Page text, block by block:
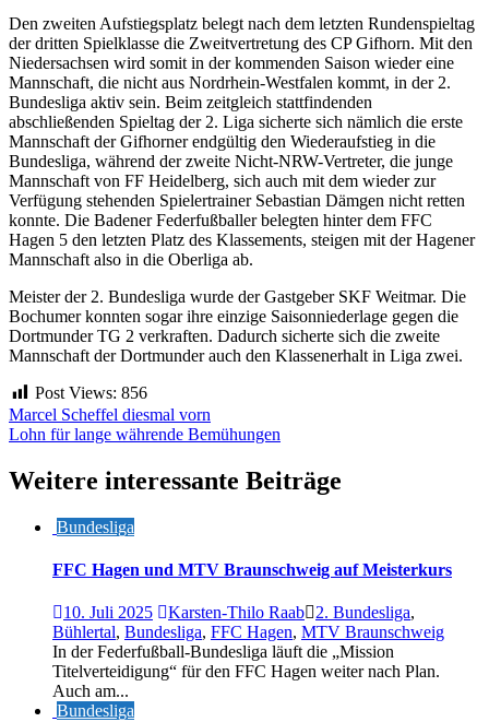
Den zweiten Aufstiegsplatz belegt nach dem letzten Rundenspieltag
der dritten Spielklasse die Zweitvertretung des CP Gifhorn. Mit den
Niedersachsen wird somit in der kommenden Saison wieder eine
Mannschaft, die nicht aus Nordrhein-Westfalen kommt, in der 2.
Bundesliga aktiv sein. Beim zeitgleich stattfindenden
abschließenden Spieltag der 2. Liga sicherte sich nämlich die erste
Mannschaft der Gifhorner endgültig den Wiederaufstieg in die
Bundesliga, während der zweite Nicht-NRW-Vertreter, die junge
Mannschaft von FF Heidelberg, sich auch mit dem wieder zur
Verfügung stehenden Spielertrainer Sebastian Dämgen nicht retten
konnte. Die Badener Federfußballer belegten hinter dem FFC
Hagen 5 den letzten Platz des Klassements, steigen mit der Hagener
Mannschaft also in die Oberliga ab.
Meister der 2. Bundesliga wurde der Gastgeber SKF Weitmar. Die
Bochumer konnten sogar ihre einzige Saisonniederlage gegen die
Dortmunder TG 2 verkraften. Dadurch sicherte sich die zweite
Mannschaft der Dortmunder auch den Klassenerhalt in Liga zwei.
Post Views: 856
Beitragsnavigation
Marcel Scheffel diesmal vorn
Lohn für lange währende Bemühungen
Weitere interessante Beiträge
Bundesliga
FFC Hagen und MTV Braunschweig auf Meisterkurs
10. Juli 2025 Karsten-Thilo Raab 2. Bundesliga,
Bühlertal, Bundesliga, FFC Hagen, MTV Braunschweig
In der Federfußball-Bundesliga läuft die „Mission
Titelverteidigung“ für den FFC Hagen weiter nach Plan.
Auch am...
Bundesliga